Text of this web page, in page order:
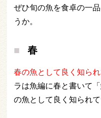
ぜひ旬の魚を食卓の一
うか。
春
春の魚として良く知ら
ラは魚編に春と書いて
の魚として良く知られて